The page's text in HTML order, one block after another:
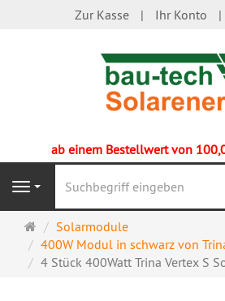
Zur Kasse Ihr Konto
ab einem Bestellwert von
Navigation
Startseite
Solarmodule
400W Modul in schwarz von
4 Stück 400Watt Trina Vertex S